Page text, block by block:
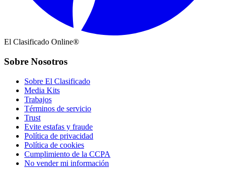
El Clasificado Online®
Sobre Nosotros
Sobre El Clasificado
Media Kits
Trabajos
Términos de servicio
Trust
Evite estafas y fraude
Política de privacidad
Política de cookies
Cumplimiento de la CCPA
No vender mi información